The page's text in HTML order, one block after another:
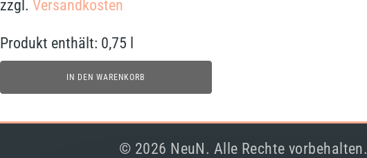
zzgl. Versandkosten
Produkt enthält: 0,75
IN DEN WARENKORB
© 2026 NeuN. Alle Rechte vorbehalten.